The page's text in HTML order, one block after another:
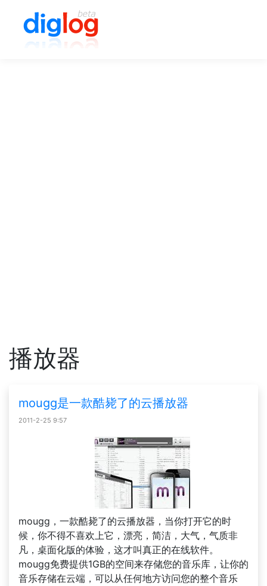
播放器
mougg是一款酷毙了的云播放器
2011-2-25 9:57
mougg，一款酷毙了的云播放器，当你打开它的时
候，你不得不喜欢上它，漂亮，简洁，大气，气质非
凡，桌面化版的体验，这才叫真正的在线软件。
mougg免费提供1GB的空间来存储您的音乐库，让你的
音乐存储在云端，可以从任何地方访问您的整个音乐